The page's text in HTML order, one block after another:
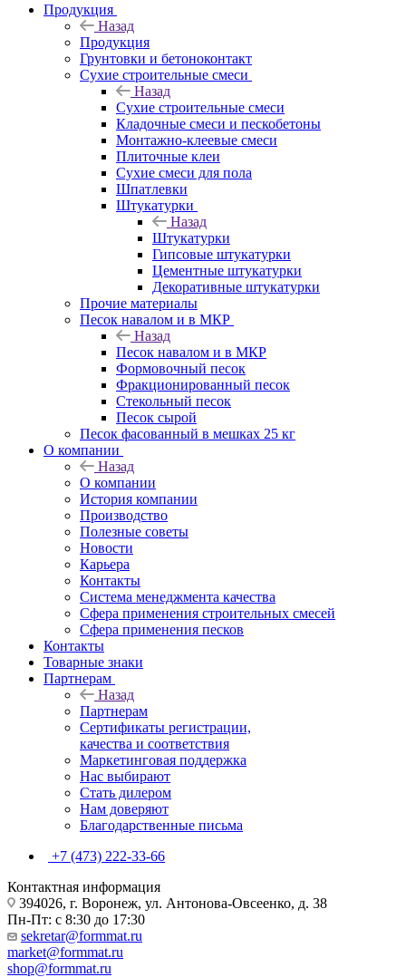
Продукция
Назад
Продукция
Грунтовки и бетоноконтакт
Сухие строительные смеси
Назад
Сухие строительные смеси
Кладочные смеси и пескобетоны
Монтажно-клеевые смеси
Плиточные клеи
Сухие смеси для пола
Шпатлевки
Штукатурки
Назад
Штукатурки
Гипсовые штукатурки
Цементные штукатурки
Декоративные штукатурки
Прочие материалы
Песок навалом и в МКР
Назад
Песок навалом и в МКР
Формовочный песок
Фракционированный песок
Стекольный песок
Песок сырой
Песок фасованный в мешках 25 кг
О компании
Назад
О компании
История компании
Производство
Полезные советы
Новости
Карьера
Контакты
Система менеджмента качества
Сфера применения строительных смесей
Сфера применения песков
Контакты
Товарные знаки
Партнерам
Назад
Партнерам
Сертификаты регистрации,
качества и соответствия
Маркетинговая поддержка
Нас выбирают
Стать дилером
Нам доверяют
Благодарственные письма
+7 (473) 222-33-66
Контактная информация
394026, г. Воронеж, ул. Антонова-Овсеенко, д. 38
Пн-Пт: с 8:30 до 17:30
sekretar@formmat.ru
market@formmat.ru
shop@formmat.ru